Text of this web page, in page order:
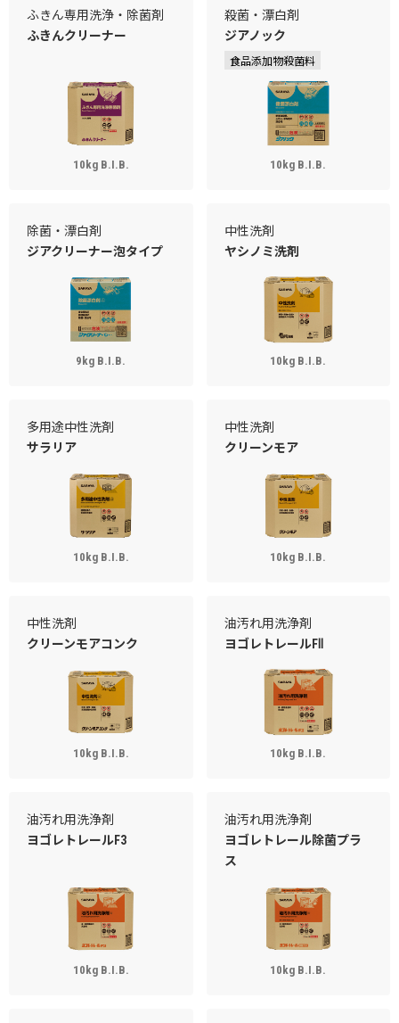
ふきん専用洗浄・除菌剤
ふきんクリーナー
10kg B.I.B.
殺菌・漂白剤
ジアノック
食品添加物殺菌料
10kg B.I.B.
除菌・漂白剤
ジアクリーナー泡タイプ
9kg B.I.B.
中性洗剤
ヤシノミ洗剤
10kg B.I.B.
多用途中性洗剤
サラリア
10kg B.I.B.
中性洗剤
クリーンモア
10kg B.I.B.
中性洗剤
クリーンモアコンク
10kg B.I.B.
油汚れ用洗浄剤
ヨゴレトレールFⅡ
10kg B.I.B.
油汚れ用洗浄剤
ヨゴレトレールF3
10kg B.I.B.
油汚れ用洗浄剤
ヨゴレトレール除菌プラ
ス
10kg B.I.B.